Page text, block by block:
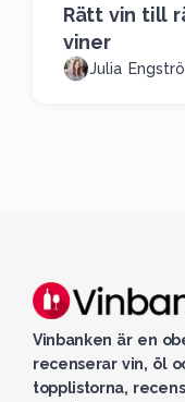
Rätt vin till
viner
Julia
Vinbanken är en
recenserar vin, öl
topplistorna,